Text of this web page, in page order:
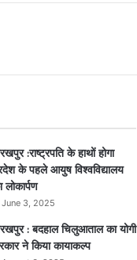
:राष्ट्रपति के हाथों होगा
के पहले आयुष विश्वविद्यालय
लोकार्पण
June 3, 2025
: बदहाल चिलुआताल का योगी
ने किया कायाकल्प